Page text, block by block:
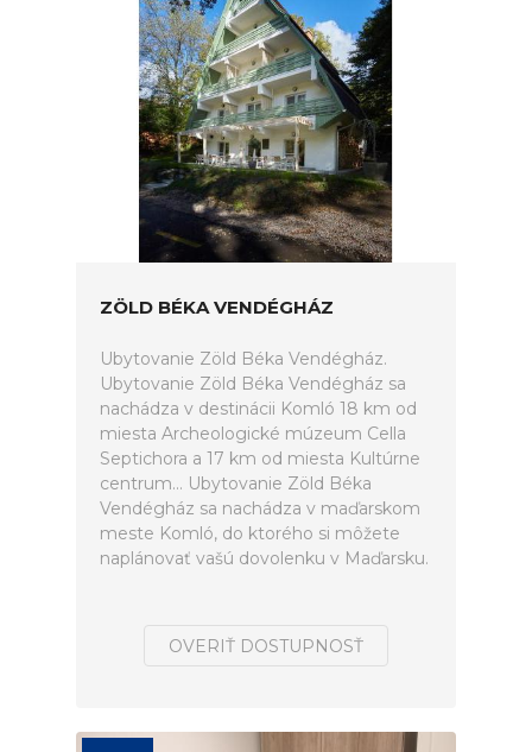
ZÖLD BÉKA VENDÉGHÁZ
Ubytovanie Zöld Béka Vendégház.
Ubytovanie Zöld Béka Vendégház sa
nachádza v destinácii Komló 18 km od
miesta Archeologické múzeum Cella
Septichora a 17 km od miesta Kultúrne
centrum... Ubytovanie Zöld Béka
Vendégház sa nachádza v maďarskom
meste Komló, do ktorého si môžete
naplánovať vašú dovolenku v Maďarsku.
OVERIŤ DOSTUPNOSŤ